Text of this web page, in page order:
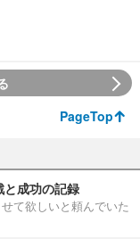
PageTop
と成功の記録
て欲しいと頼んでいた